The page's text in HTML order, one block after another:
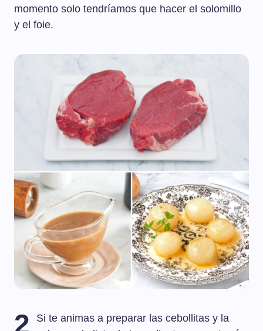
momento solo tendríamos que hacer el solomillo
y el foie.
2
Si te animas a preparar las cebollitas y la